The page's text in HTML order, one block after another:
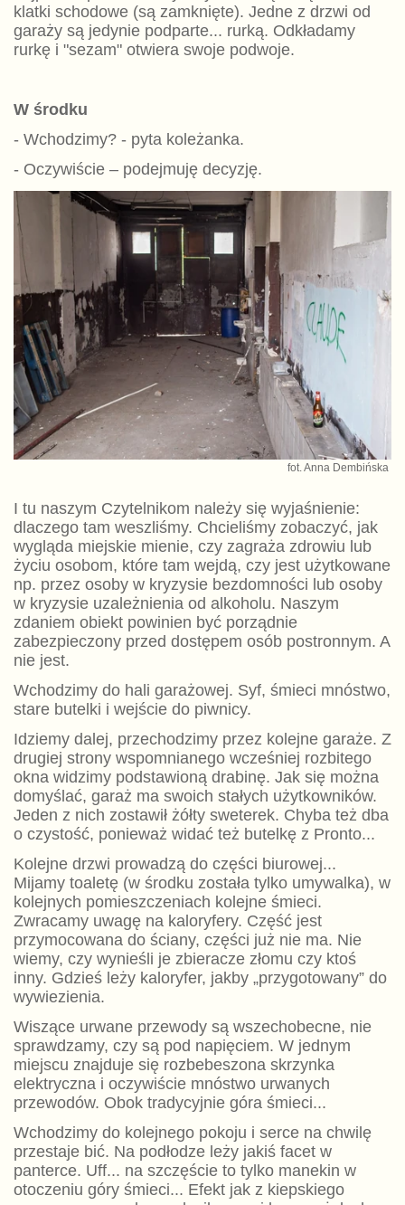
klatki schodowe (są zamknięte). Jedne z drzwi od
garaży są jedynie podparte... rurką. Odkładamy
rurkę i "sezam" otwiera swoje podwoje.
W środku
- Wchodzimy? - pyta koleżanka.
- Oczywiście – podejmuję decyzję.
fot. Anna Dembińska
I tu naszym Czytelnikom należy się wyjaśnienie:
dlaczego tam weszliśmy. Chcieliśmy zobaczyć, jak
wygląda miejskie mienie, czy zagraża zdrowiu lub
życiu osobom, które tam wejdą, czy jest użytkowane
np. przez osoby w kryzysie bezdomności lub osoby
w kryzysie uzależnienia od alkoholu. Naszym
zdaniem obiekt powinien być porządnie
zabezpieczony przed dostępem osób postronnym. A
nie jest.
Wchodzimy do hali garażowej. Syf, śmieci mnóstwo,
stare butelki i wejście do piwnicy.
Idziemy dalej, przechodzimy przez kolejne garaże. Z
drugiej strony wspomnianego wcześniej rozbitego
okna widzimy podstawioną drabinę. Jak się można
domyślać, garaż ma swoich stałych użytkowników.
Jeden z nich zostawił żółty sweterek. Chyba też dba
o czystość, ponieważ widać też butelkę z Pronto...
Kolejne drzwi prowadzą do części biurowej...
Mijamy toaletę (w środku została tylko umywalka), w
kolejnych pomieszczeniach kolejne śmieci.
Zwracamy uwagę na kaloryfery. Część jest
przymocowana do ściany, części już nie ma. Nie
wiemy, czy wynieśli je zbieracze złomu czy ktoś
inny. Gdzieś leży kaloryfer, jakby „przygotowany” do
wywiezienia.
Wiszące urwane przewody są wszechobecne, nie
sprawdzamy, czy są pod napięciem. W jednym
miejscu znajduje się rozbebeszona skrzynka
elektryczna i oczywiście mnóstwo urwanych
przewodów. Obok tradycyjnie góra śmieci...
Wchodzimy do kolejnego pokoju i serce na chwilę
przestaje bić. Na podłodze leży jakiś facet w
panterce. Uff... na szczęście to tylko manekin w
otoczeniu góry śmieci... Efekt jak z kiepskiego